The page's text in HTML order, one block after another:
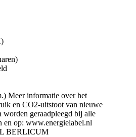
Meer informatie over het
en CO2-uitstoot van nieuwe
worden geraadpleegd bij alle
en op: www.energielabel.nl
BERLICUM